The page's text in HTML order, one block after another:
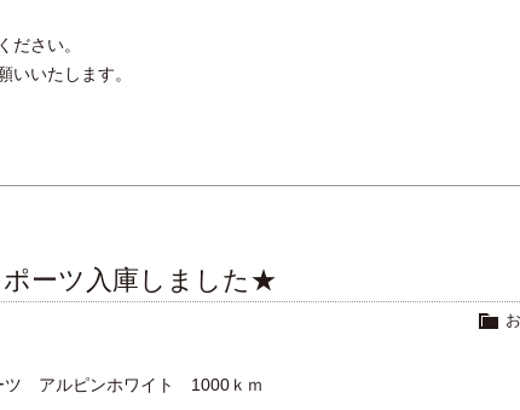
ださい。
いいたします。
ーツ入庫しました★
アルピンホワイト 1000ｋｍ